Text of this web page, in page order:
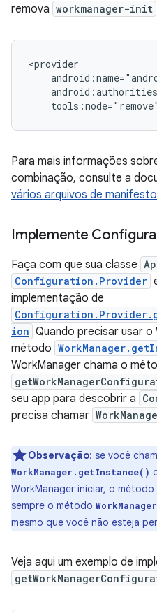
remova workmanager-init
tools:node="remove"
Para mais informações
combinação, consulte a
vários arquivos de manifesto
Implemente
Faça com que sua classe
Configuration.Provider
implementação de
ion Quando precisar usar o
método
WorkManager chama o
seu app para descobrir a
precisa chamar
Observação: se você
WorkManager.getInstance()
WorkManager iniciar, o
sempre o método
mesmo que você não esteja
Veja aqui um exemplo de